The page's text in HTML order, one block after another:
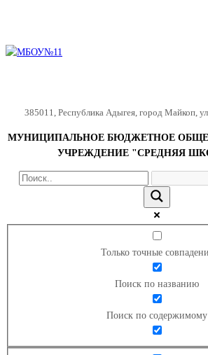
385011, Республика Адыгея, город Майкоп,
МУНИЦИПАЛЬНОЕ БЮДЖЕТНОЕ
УЧРЕЖДЕНИЕ "СРЕДНЯЯ
Только точные
Поиск по названию
Поиск по содержимому